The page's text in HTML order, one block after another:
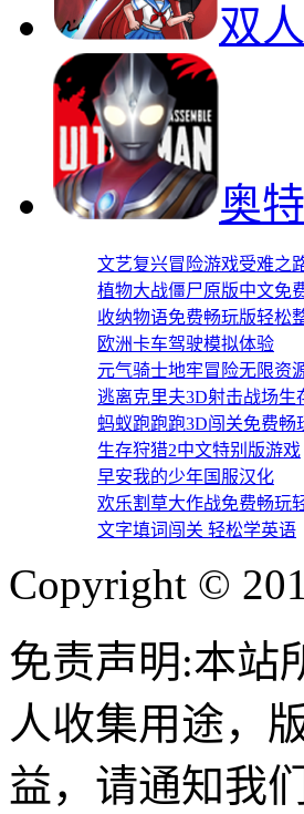
双
奥
文艺复兴冒险游戏受难之
植物大战僵尸原版中文免
收纳物语免费畅玩版轻松
欧洲卡车驾驶模拟体验
元气骑士地牢冒险无限资
逃离克里夫3D射击战场生
蚂蚁跑跑跑3D闯关免费畅
生存狩猎2中文特别版游戏
早安我的少年国服汉化
欢乐割草大作战免费畅玩
文字填词闯关 轻松学英语
Copyright ©
免责声明:本站
人收集用途，
益，请通知我